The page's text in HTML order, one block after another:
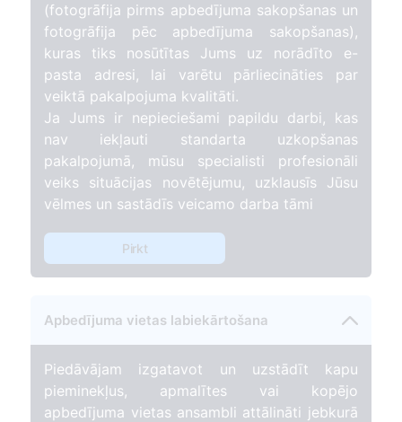
(fotogrāfija pirms apbedījuma sakopšanas un
fotogrāfija pēc apbedījuma sakopšanas),
kuras tiks nosūtītas Jums uz norādīto e-
pasta adresi, lai varētu pārliecināties par
veiktā pakalpojuma kvalitāti.
Ja Jums ir nepieciešami papildu darbi, kas
nav iekļauti standarta uzkopšanas
pakalpojumā, mūsu specialisti profesionāli
veiks situācijas novētējumu, uzklausīs Jūsu
vēlmes un sastādīs veicamo darba tāmi
Pirkt
Apbedījuma vietas labiekārtošana
Piedāvājam izgatavot un uzstādīt kapu
pieminekļus, apmalītes vai kopējo
apbedījuma vietas ansambli attālināti jebkurā